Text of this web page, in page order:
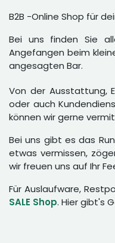
B2B -Online Shop für
Bei uns finden Sie
Angefangen beim
angesagten Bar.
Von der Ausstattung,
oder auch
können wir gerne
Bei uns gibt es das
etwas vermissen,
wir freuen uns auf Ihr
Für Auslaufware,
SALE Shop. Hier gibt's